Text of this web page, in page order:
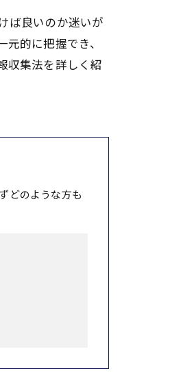
ば良いのか迷いが
的に把握でき、
収集法を詳しく紹
どのような方も